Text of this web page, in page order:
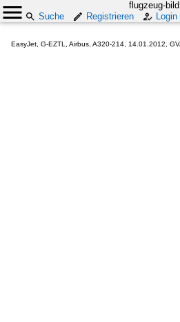
flugzeug-
Suche
Registrieren Login
EasyJet, G-EZTL, Airbus, A320-214, 14.01.2012,